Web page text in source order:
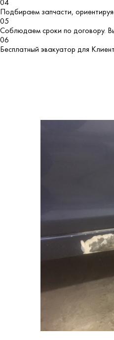
04
Подбираем запчасти,
05
Соблюдаем сроки по договору.
06
Бесплатный эвакуатор для